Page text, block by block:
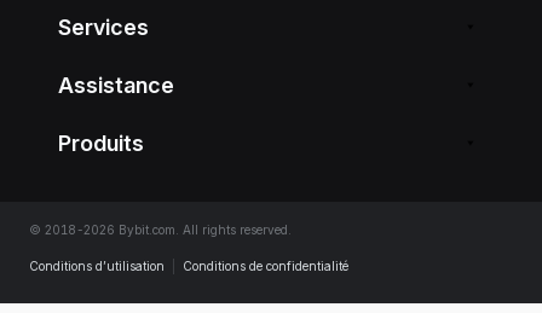
Services
Assistance
Produits
© 2018-2026 Bybit.com. All rights reserved.
Conditions d’utilisation Conditions de confidentialité